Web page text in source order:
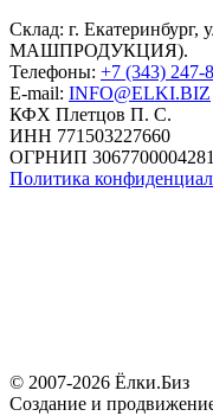
Склад: г. Екатеринбург,
МАШПРОДУКЦИЯ).
Телефоны: +7 (343) 247-
E-mail: INFO@ELKI.BIZ
КФХ Плетцов П. С.
ИНН 771503227660
ОГРНИП
Политика
© 2007-2026 Ёлки.Биз
Создание и